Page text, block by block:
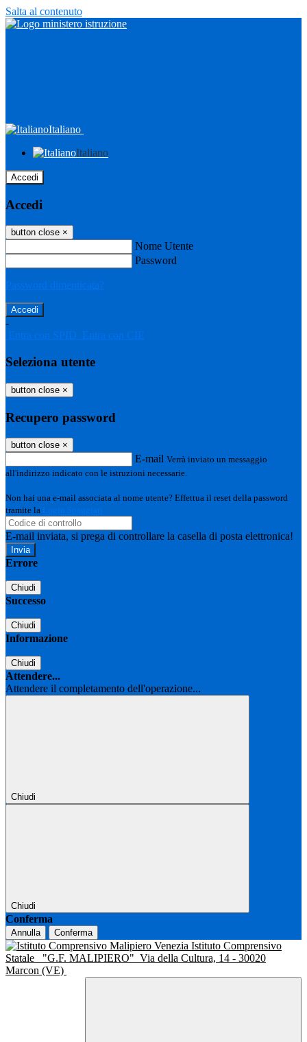
Salta al contenuto
Italiano
Italiano
Accedi
Accedi
button close ×
Nome Utente
Password
Password dimenticata?
-
Entra con SPID
Entra con CIE
Seleziona utente
button close ×
Recupero password
button close ×
E-mail Verrà inviato un messaggio
all'indirizzo indicato con le istruzioni necessarie.
Non hai una e-mail associata al nome utente? Effettua il reset della password
tramite la Login Spaggiari
E-mail inviata, si prega di controllare la casella di posta elettronica!
Errore
Chiudi
Successo
Chiudi
Informazione
Chiudi
Attendere...
Attendere il completamento dell'operazione...
Chiudi
Chiudi
Conferma
Annulla Conferma
Istituto Comprensivo
Statale
"G.F. MALIPIERO" Via della Cultura, 14 - 30020
Marcon (VE)